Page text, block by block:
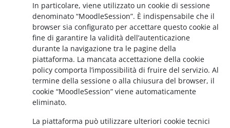
In particolare, viene utilizzato un cookie di sessione
denominato “MoodleSession”. È indispensabile che il
browser sia configurato per accettare questo cookie al
fine di garantire la validità dell’autenticazione
durante la navigazione tra le pagine della
piattaforma. La mancata accettazione della cookie
policy comporta l’impossibilità di fruire del servizio. Al
termine della sessione o alla chiusura del browser, il
cookie “MoodleSession” viene automaticamente
eliminato.
La piattaforma può utilizzare ulteriori cookie tecnici